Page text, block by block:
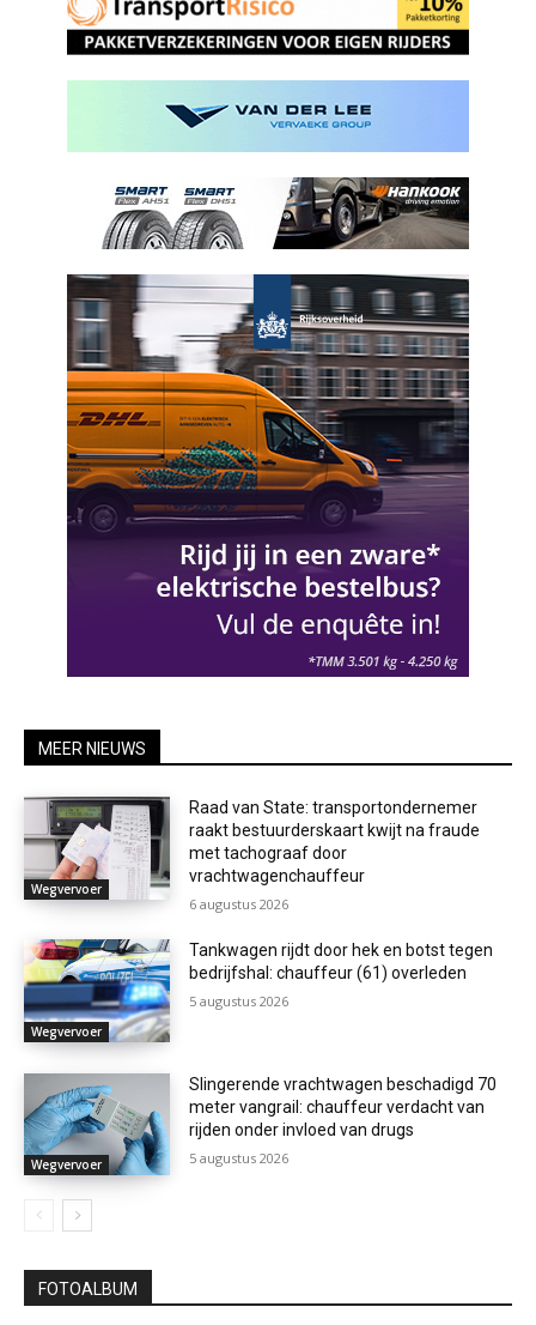
MEER NIEUWS
Wegvervoer
Raad van State: transportondernemer
raakt bestuurderskaart kwijt na fraude
met tachograaf door
vrachtwagenchauffeur
6 augustus 2026
Wegvervoer
Tankwagen rijdt door hek en botst tegen
bedrijfshal: chauffeur (61) overleden
5 augustus 2026
Wegvervoer
Slingerende vrachtwagen beschadigd 70
meter vangrail: chauffeur verdacht van
rijden onder invloed van drugs
5 augustus 2026
FOTOALBUM